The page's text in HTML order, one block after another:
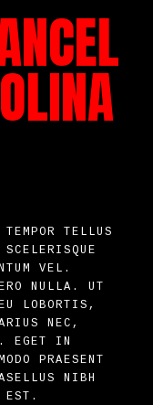
TELLUS
VEL.
NULLA. UT
LOBORTIS,
NEC,
EGET IN
PRAESENT
NIBH
EST.